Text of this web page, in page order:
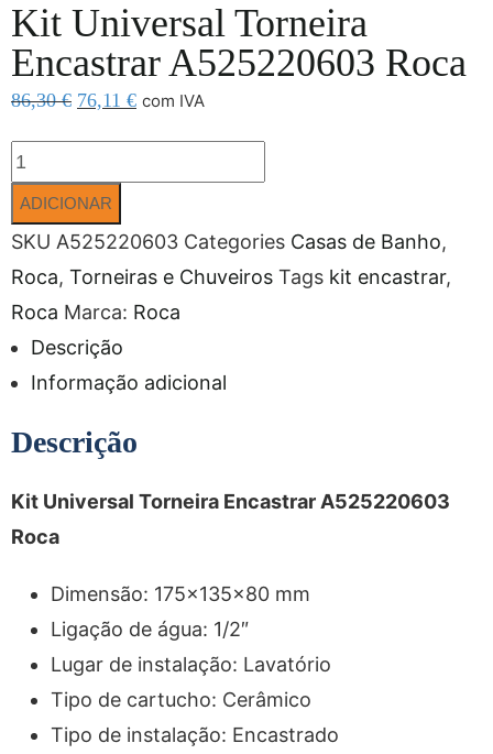
Kit Universal Torneira
Encastrar A525220603 Roca
86,30€ 76,11 € com IVA
ADICIONAR
SKU A525220603 Categories Casas de Banho,
Roca, Torneiras e Chuveiros Tags kit encastrar,
Roca Marca: Roca
Descrição
Informação adicional
Descrição
Kit Universal Torneira Encastrar A525220603
Roca
Dimensão: 175x135x80 mm
Ligação de água: 1/2″
Lugar de instalação: Lavatório
Tipo de cartucho: Cerâmico
Tipo de instalação: Encastrado